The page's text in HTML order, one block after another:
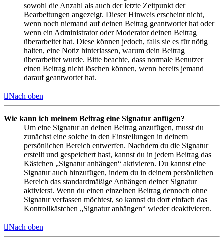
sowohl die Anzahl als auch der letzte Zeitpunkt der
Bearbeitungen angezeigt. Dieser Hinweis erscheint nicht,
wenn noch niemand auf deinen Beitrag geantwortet hat oder
wenn ein Administrator oder Moderator deinen Beitrag
überarbeitet hat. Diese können jedoch, falls sie es für nötig
halten, eine Notiz hinterlassen, warum dein Beitrag
überarbeitet wurde. Bitte beachte, dass normale Benutzer
einen Beitrag nicht löschen können, wenn bereits jemand
darauf geantwortet hat.
Nach oben
Wie kann ich meinem Beitrag eine Signatur anfügen?
Um eine Signatur an deinen Beitrag anzufügen, musst du
zunächst eine solche in den Einstellungen in deinem
persönlichen Bereich entwerfen. Nachdem du die Signatur
erstellt und gespeichert hast, kannst du in jedem Beitrag das
Kästchen „Signatur anhängen“ aktivieren. Du kannst eine
Signatur auch hinzufügen, indem du in deinem persönlichen
Bereich das standardmäßige Anhängen deiner Signatur
aktivierst. Wenn du einen einzelnen Beitrag dennoch ohne
Signatur verfassen möchtest, so kannst du dort einfach das
Kontrollkästchen „Signatur anhängen“ wieder deaktivieren.
Nach oben